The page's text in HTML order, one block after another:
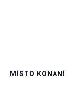
MÍSTO KONÁNÍ